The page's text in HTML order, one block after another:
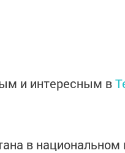
и интересным в
в